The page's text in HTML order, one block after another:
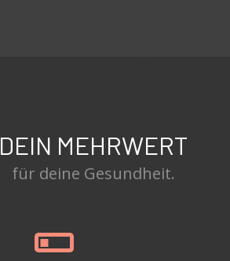
DEIN MEHRWERT
für deine Gesundheit.